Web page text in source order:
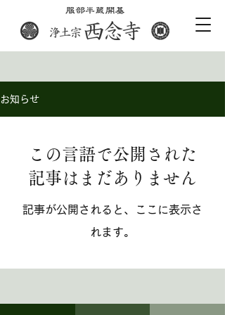
お知らせ
この言語で公開された
記事はまだありません
記事が公開されると、ここに表示さ
れます。